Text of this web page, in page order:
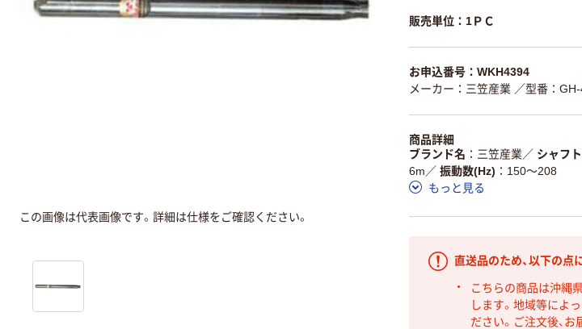
販売単位：1ＰＣ
お申込番号：WKH4394
メーカー：三笠産業 ／型番：
商品詳細
ブランド名
三笠産業 ／ シャフ
6m ／ 振動数(Hz)
150～208
もっと見る
直送品のため、以下の点
こちらの商品は沖縄
します。地域等によ
ださい。ご注文後、
この画像は代表画像です。詳細は仕様をご確認ください。